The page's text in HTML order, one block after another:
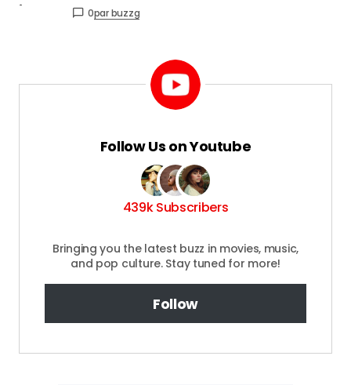
0par buzzg
Follow Us on Youtube
439k Subscribers
Bringing you the latest buzz in movies, music,
and pop culture. Stay tuned for more!
Follow